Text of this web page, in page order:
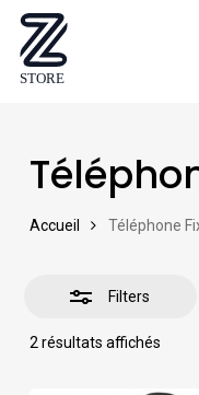
Skip
main
Accueil Téléphone
Filters
2 résultats affichés